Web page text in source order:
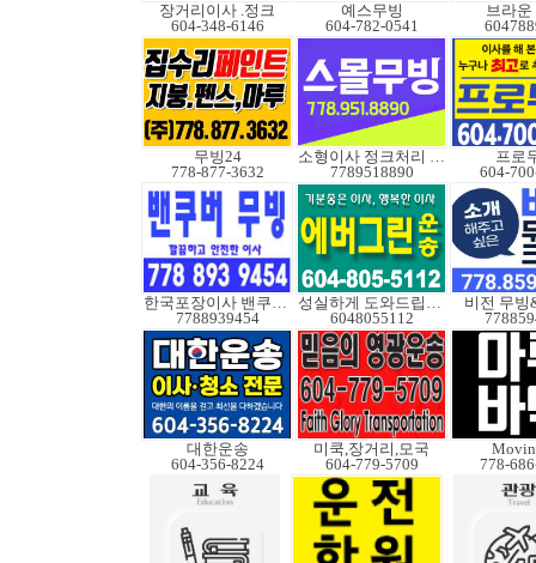
장거리이사 .정크
604-348-6146
예스무빙
604-782-0541
브라운
무빙24
778-877-3632
소형이사 정크처리 무빙
7789518890
프로
604-
한국포장이사 밴쿠버무빙
7788939454
성실하게 도와드립니다
6048055112
비전 무빙
대한운송
604-356-8224
미쿡,장거리,모국
604-779-5709
778-